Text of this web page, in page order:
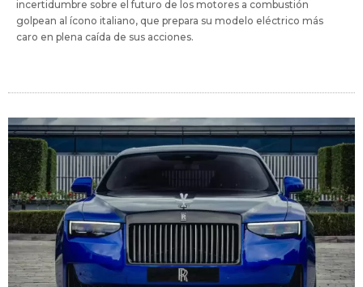
incertidumbre sobre el futuro de los motores a combustión
golpean al ícono italiano, que prepara su modelo eléctrico más
caro en plena caída de sus acciones.